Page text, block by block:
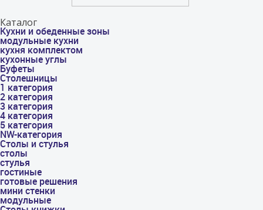
Каталог
Кухни и обеденные зоны
модульные кухни
кухня комплектом
кухонные углы
Буфеты
Столешницы
1 категория
2 категория
3 категория
4 категория
5 категория
NW-категория
Столы и стулья
столы
стулья
гостиные
готовые решения
мини стенки
модульные